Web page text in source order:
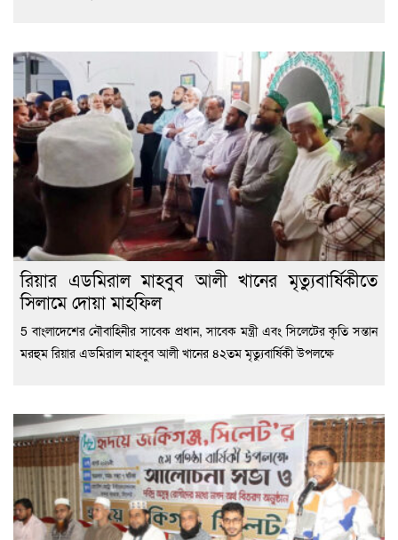
রিয়ার এডমিরাল মাহবুব আলী খানের মৃত্যুবার্ষিকীতে
সিলামে দোয়া মাহফিল
5 বাংলাদেশের নৌবাহিনীর সাবেক প্রধান, সাবেক মন্ত্রী এবং সিলেটের কৃতি সন্তান
মরহুম রিয়ার এডমিরাল মাহবুব আলী খানের ৪২তম মৃত্যুবার্ষিকী উপলক্ষে